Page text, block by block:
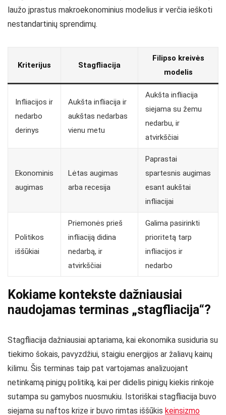
laužo įprastus makroekonominius modelius ir verčia ieškoti
nestandartinių sprendimų.
Kriterijus Stagfliacija
Filipso kreivės
modelis
Infliacijos ir
nedarbo
derinys
Aukšta infliacija ir
aukštas nedarbas
vienu metu
Aukšta infliacija
siejama su žemu
nedarbu, ir
atvirkščiai
Ekonominis
augimas
Lėtas augimas
arba recesija
Paprastai
spartesnis augimas
esant aukštai
infliacijai
Politikos
iššūkiai
Priemonės prieš
infliaciją didina
nedarbą, ir
atvirkščiai
Galima pasirinkti
prioritetą tarp
infliacijos ir
nedarbo
Kokiame kontekste dažniausiai
naudojamas terminas „stagfliacija“?
Stagfliacija dažniausiai aptariama, kai ekonomika susiduria su
tiekimo šokais, pavyzdžiui, staigiu energijos ar žaliavų kainų
kilimu. Šis terminas taip pat vartojamas analizuojant
netinkamą pinigų politiką, kai per didelis pinigų kiekis rinkoje
sutampa su gamybos nuosmukiu. Istoriškai stagfliacija buvo
siejama su naftos krize ir buvo rimtas iššūkis keinsizmo